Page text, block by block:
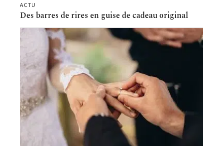
ACTU
Des barres de rires en guise de cadeau original